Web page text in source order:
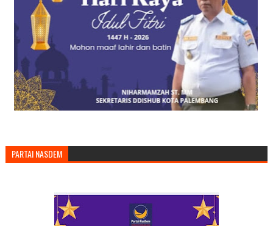
PARTAI NASDEM